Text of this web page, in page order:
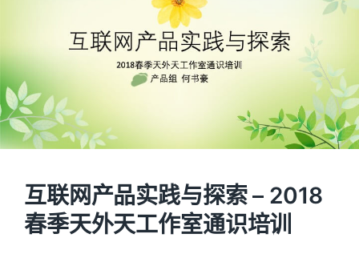
互联网产品实践与探索 – 2018
春季天外天工作室通识培训